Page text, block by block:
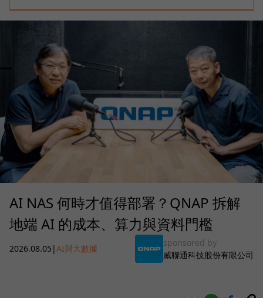
AI NAS 何時才值得部署？QNAP 拆解
地端 AI 的成本、算力與資料門檻
2026.08.05 |AI與大數據
sponsored by
威聯通科技股份有限公司